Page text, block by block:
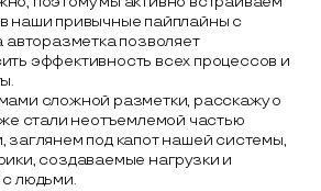
наши привычные пайплайны с
авторазметка позволяет
эффективность всех процессов и
сложной разметки, расскажу о
стали неотъемлемой частью
заглянем под капот нашей системы,
создаваемые нагрузки и
людьми.